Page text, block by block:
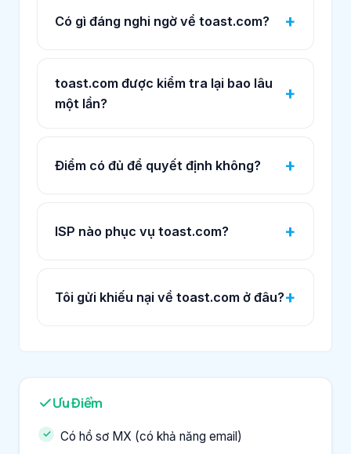
Có gì đáng nghi ngờ về toast.com?
toast.com được kiểm tra lại bao lâu
một lần?
Điểm có đủ để quyết định không?
ISP nào phục vụ toast.com?
Tôi gửi khiếu nại về toast.com ở đâu?
Ưu Điểm
Có hồ sơ MX (có khả năng email)